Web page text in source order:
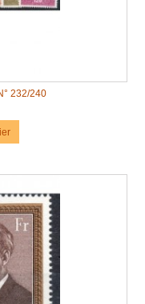
232/240